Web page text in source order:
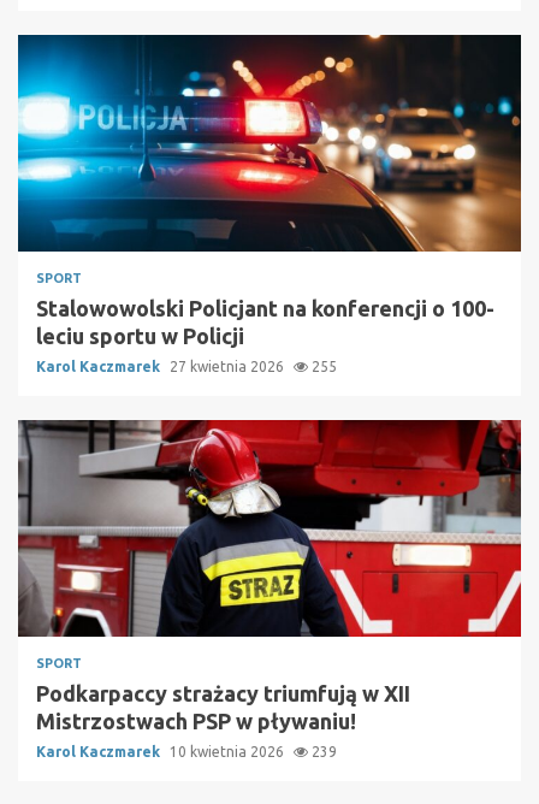
SPORT
Stalowowolski Policjant na konferencji o 100-
leciu sportu w Policji
Karol Kaczmarek 27 kwietnia 2026 255
SPORT
Podkarpaccy strażacy triumfują w XII
Mistrzostwach PSP w pływaniu!
Karol Kaczmarek 10 kwietnia 2026 239